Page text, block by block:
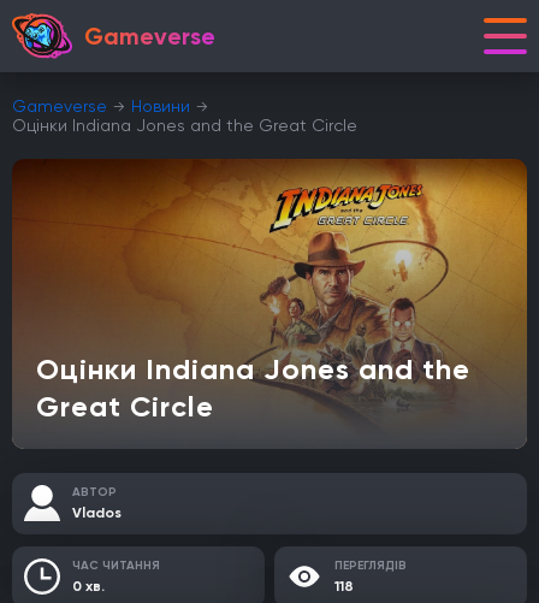
Gameverse
Gameverse
Новини
Оцінки Indiana Jones and the Great Circle
Оцінки Indiana Jones and the
Great Circle
АВТОР
Vlados
ЧАС ЧИТАННЯ
0 хв.
ПЕРЕГЛЯДІВ
118